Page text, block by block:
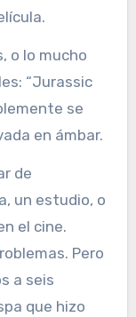
“Jurassic
se
en ámbar.
un estudio, o
el cine.
Pero
a seis
que hizo